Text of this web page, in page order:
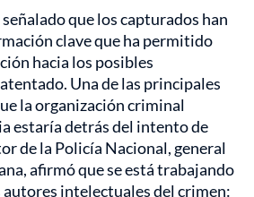
que los capturados han
clave que ha permitido
hacia los posibles
Una de las principales
la organización criminal
estaría detrás del intento de
de la Policía Nacional, general
afirmó que se está trabajando
intelectuales del crimen: